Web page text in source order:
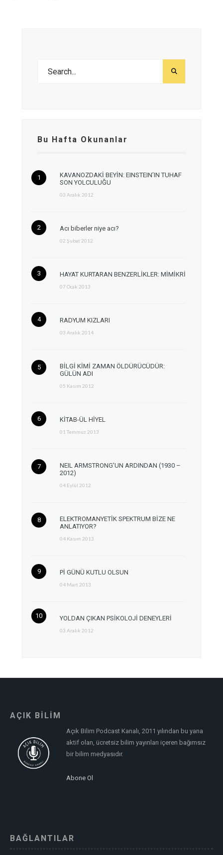
Bu Hafta Okunanlar
KAVANOZDAKİ BEYİN: EINSTEIN’IN TUHAF
SON YOLCULUĞU
03 Aralık 2012
Acı biberler niye acı?
02 Şubat 2012
HAYAT KURTARAN BENZERLİKLER: MİMİKRİ
07 Ocak 2013
RADYUM KIZLARI
03 Aralık 2014
BİLGİ KİMİ ZAMAN ÖLDÜRÜCÜDÜR:
GÜLÜN ADI
05 Kasım 2012
KİTAB-ÜL HİYEL
01 Temmuz 2013
NEIL ARMSTRONG’UN ARDINDAN (1930 –
2012)
04 Eylül 2012
ELEKTROMANYETİK SPEKTRUM BİZE NE
ANLATIYOR?
04 Kasım 2013
Pİ GÜNÜ KUTLU OLSUN
04 Mart 2013
YOLDAN ÇIKAN PSİKOLOJİ DENEYLERİ
03 Aralık 2012
AÇIK BİLİM
Açık Bilim Podcast Kanalı, 2011 yılından bu yana
aktif olan, ücretsiz bilim yayınları içeren bağımsız
bir bilim medyasıdır.
Abone Ol
BAĞLANTILAR